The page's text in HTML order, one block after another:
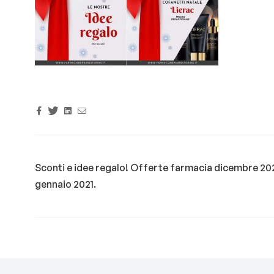
Facebook
TwitterLinkedin
Sconti e idee regalo! Offerte farmacia dicembre
gennaio 2021.